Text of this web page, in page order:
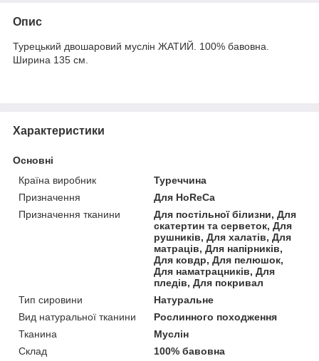
Опис
Турецький двошаровий муслін ЖАТИЙ. 100% бавовна.
Ширина 135 см.
Характеристики
Основні
Країна виробник
Туреччина
Призначення
Для HoReCa
Призначення тканини
Для постільної білизни, Для
скатертин та серветок, Для
рушників, Для халатів, Для
матраців, Для напірників,
Для ковдр, Для пелюшок,
Для наматрацників, Для
пледів, Для покривал
Тип сировини
Натуральне
Вид натуральної тканини
Рослинного походження
Тканина
Муслін
Склад
100% бавовна